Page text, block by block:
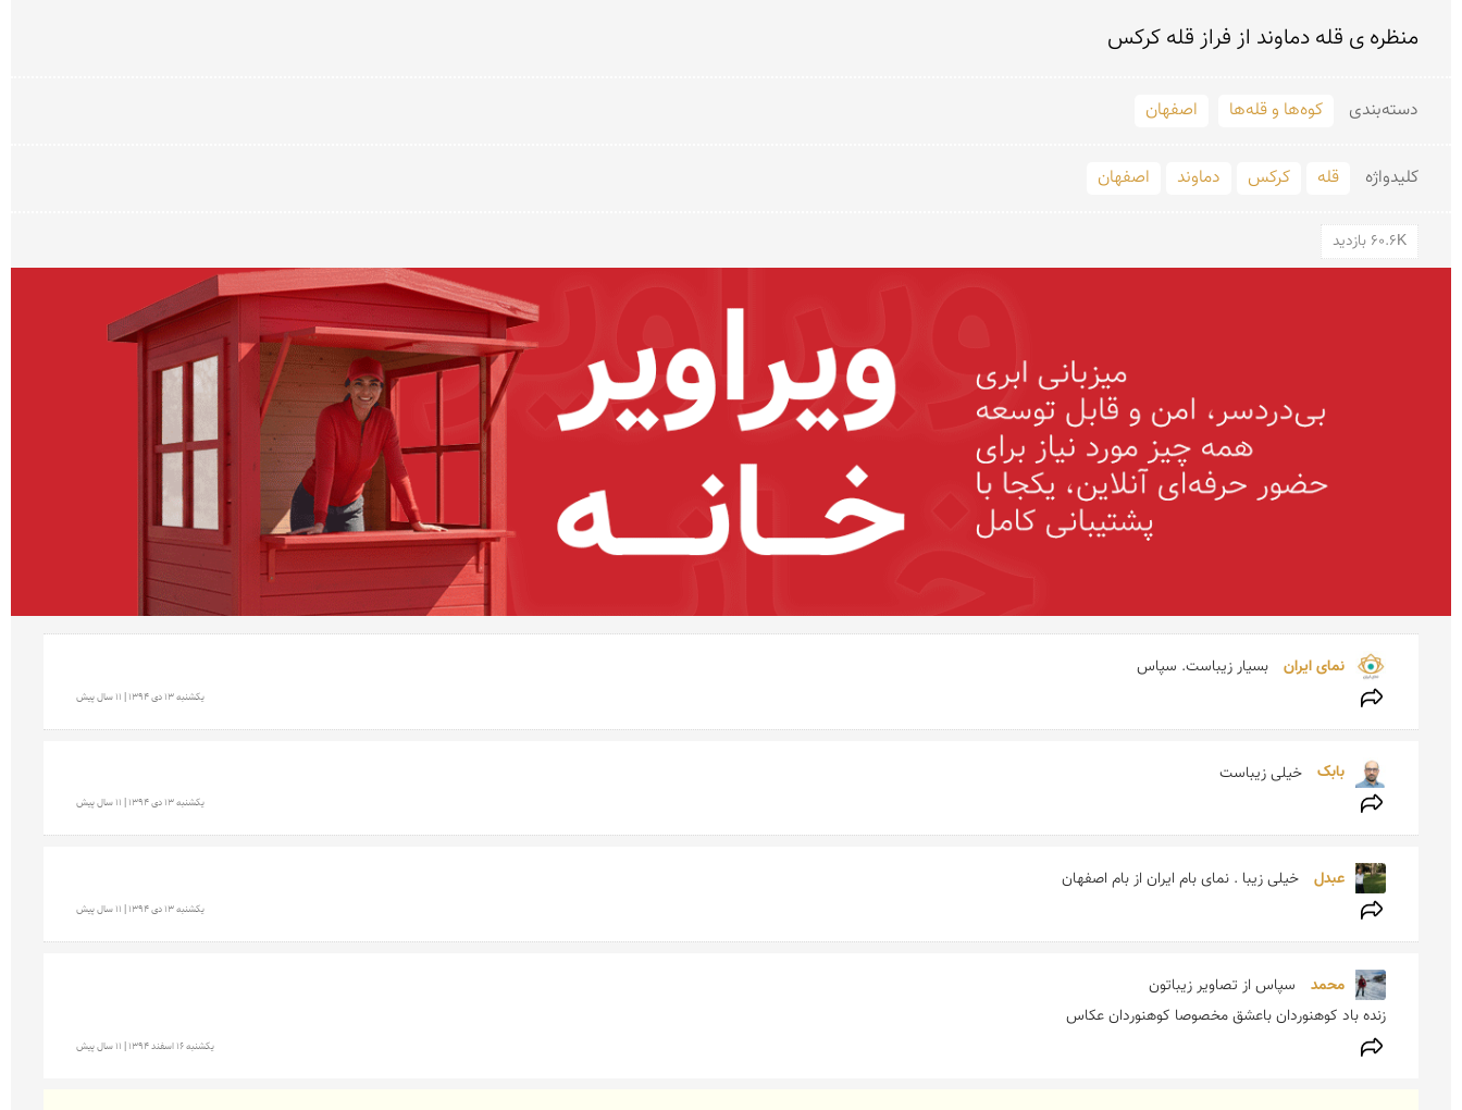
منظره ی قله دماوند از فراز قله کرکس
دسته‌بندی کوه‌ها و قله‌ها اصفهان
کلید‌واژه قله کرکس دماوند اصفهان
60.6K بازدید
نمای ایران بسیار زیباست. سپاس
يكشنبه 13 دی 1394 | 11 سال پیش
بابک خیلی زیباست
يكشنبه 13 دی 1394 | 11 سال پیش
عبدل خیلی زیبا . نمای بام ایران از بام اصفهان
يكشنبه 13 دی 1394 | 11 سال پیش
محمد
زنده باد کوهنوردان باعشق مخصوصا کوهنوردان عکاس
يكشنبه 16 اسفند 1394 | 11 سال پیش